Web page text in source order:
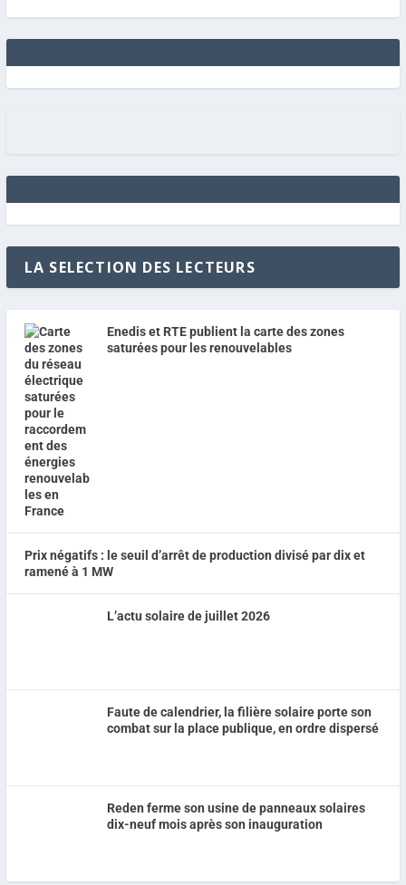
LA SELECTION DES LECTEURS
Enedis et RTE publient la carte des zones
saturées pour les renouvelables
Prix négatifs : le seuil d’arrêt de production divisé par dix et
ramené à 1 MW
L’actu solaire de juillet 2026
Faute de calendrier, la filière solaire porte son
combat sur la place publique, en ordre dispersé
Reden ferme son usine de panneaux solaires
dix-neuf mois après son inauguration